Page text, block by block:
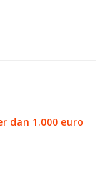
dan 1.000 euro